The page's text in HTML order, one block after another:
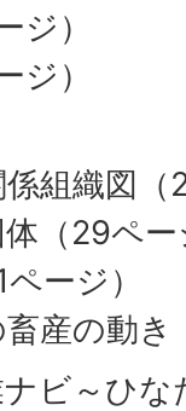
ジ）
ジ）
組織図（
（29ペ
ージ）
産の動き
ビ～ひ